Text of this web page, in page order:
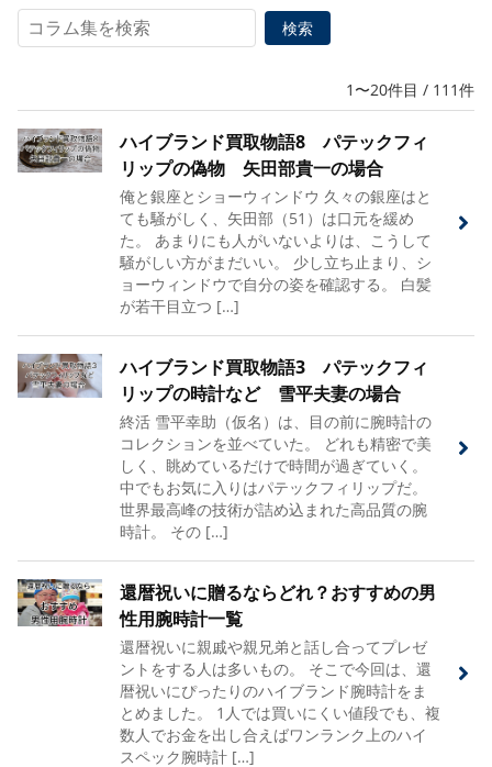
1〜20件目 / 111件
ハイブランド買取物語8 パテックフィ
リップの偽物 矢田部貴一の場合
俺と銀座とショーウィンドウ 久々の銀座はと
ても騒がしく、矢田部（51）は口元を緩め
た。 あまりにも人がいないよりは、こうして
騒がしい方がまだいい。 少し立ち止まり、シ
ョーウィンドウで自分の姿を確認する。 白髪
が若干目立つ […]
ハイブランド買取物語3 パテックフィ
リップの時計など 雪平夫妻の場合
終活 雪平幸助（仮名）は、目の前に腕時計の
コレクションを並べていた。 どれも精密で美
しく、眺めているだけで時間が過ぎていく。
中でもお気に入りはパテックフィリップだ。
世界最高峰の技術が詰め込まれた高品質の腕
時計。 その […]
還暦祝いに贈るならどれ？おすすめの男
性用腕時計一覧
還暦祝いに親戚や親兄弟と話し合ってプレゼ
ントをする人は多いもの。 そこで今回は、還
暦祝いにぴったりのハイブランド腕時計をま
とめました。 1人では買いにくい値段でも、複
数人でお金を出し合えばワンランク上のハイ
スペック腕時計 […]